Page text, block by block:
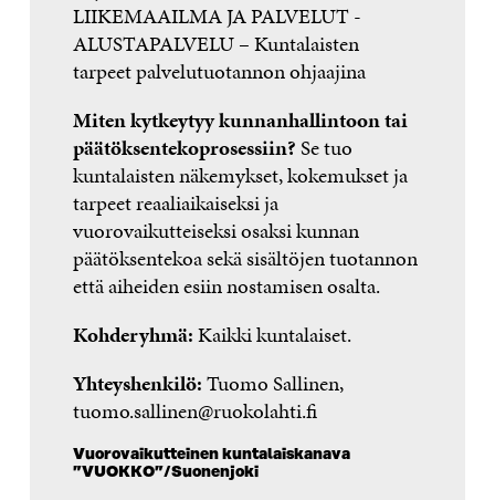
LIIKEMAAILMA JA PALVELUT -
ALUSTAPALVELU – Kuntalaisten
tarpeet palvelutuotannon ohjaajina
Miten kytkeytyy kunnanhallintoon tai
päätöksentekoprosessiin?Se tuo
kuntalaisten näkemykset, kokemukset ja
tarpeet reaaliaikaiseksi ja
vuorovaikutteiseksi osaksi kunnan
päätöksentekoa sekä sisältöjen tuotannon
että aiheiden esiin nostamisen osalta.
Kohderyhmä:Kaikki kuntalaiset.
Yhteyshenkilö:Tuomo Sallinen,
tuomo.sallinen@ruokolahti.fi
Vuorovaikutteinen kuntalaiskanava
”VUOKKO”/Suonenjoki